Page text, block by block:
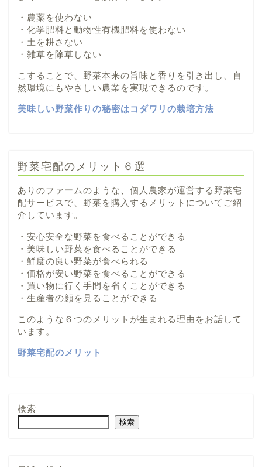
・農薬を使わない
・化学肥料と動物性有機肥料を使わない
・土を耕さない
・雑草を除草しない
こすることで、野菜本来の旨味と香りを引き出し、自
然環境にもやさしい農業を実現できるのです。
美味しい野菜作りの秘密はコダワリの栽培方法
野菜宅配のメリット６選
ありのファームのような、個人農家が運営する野菜宅
配サービスで、野菜を購入するメリットについてご紹
介しています。
・安心安全な野菜を食べることができる
・美味しい野菜を食べることができる
・鮮度の良い野菜が食べられる
・価格が安い野菜を食べることができる
・買い物に行く手間を省くことができる
・生産者の顔を見ることができる
このような６つのメリットが生まれる理由をお話して
います。
野菜宅配のメリット
検索
検索